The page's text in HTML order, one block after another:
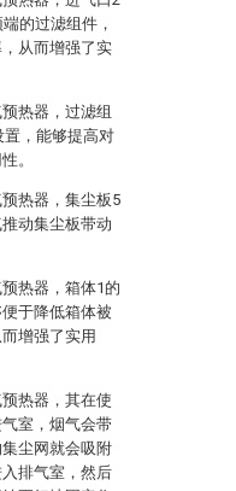
的过滤组件，
从而增强了实
热器，过滤组
，能够提高对
。
热器，集尘板5
动集尘板带动
热器，箱体1的
于降低箱体被
增强了实用
热器，其在使
室，烟气会带
尘网就会吸附
排气室，然后